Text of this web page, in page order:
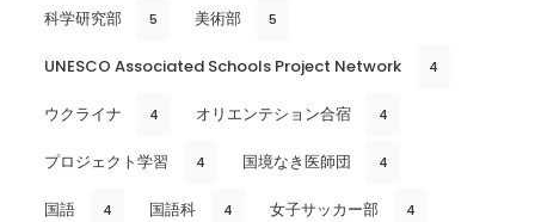
科学研究部 5 美術部 5
UNESCO Associated Schools Project Network 4
ウクライナ 4 オリエンテション合宿 4
プロジェクト学習 4 国境なき医師団 4
国語 4 国語科 4 女子サッカー部 4